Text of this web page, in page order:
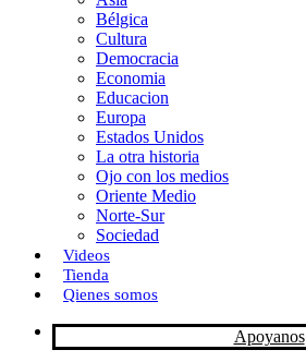
i
r
Bélgica
Cultura
Democracia
Economia
Educacion
Europa
Estados Unidos
La otra historia
Ojo con los medios
Oriente Medio
Norte-Sur
Sociedad
Videos
Tienda
Qienes somos
Apoyanos